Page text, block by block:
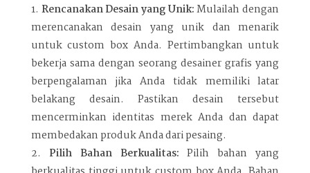
Rencanakan Desain yang Unik:Mulailah dengan
merencanakan desain yang unik dan menarik
untuk custom box Anda. Pertimbangkan untuk
bekerja sama dengan seorang desainer grafis yang
berpengalaman jika Anda tidak memiliki latar
belakang desain. Pastikan desain tersebut
mencerminkan identitas merek Anda dan dapat
membedakan produk Anda dari pesaing.
Pilih Bahan Berkualitas: Pilih bahan yang